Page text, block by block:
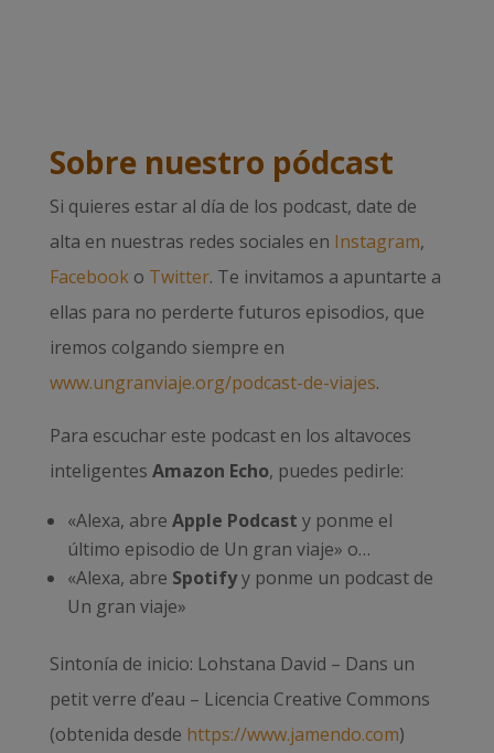
Sobre nuestro pódcast
Si quieres estar al día de los podcast, date de
alta en nuestras redes sociales en Instagram,
Facebooko Twitter. Te invitamos a apuntarte a
ellas para no perderte futuros episodios, que
iremos colgando siempre en
www.ungranviaje.org/podcast-de-viajes.
Para escuchar este podcast en los altavoces
inteligentes Amazon Echo, puedes pedirle:
«Alexa, abre Apple Podcast y ponme el
último episodio de Un gran viaje» o…
«Alexa, abre Spotifyy ponme un podcast de
Un gran viaje»
Sintonía de inicio: Lohstana David – Dans un
petit verre d’eau – Licencia Creative Commons
(obtenida desde https://www.jamendo.com)